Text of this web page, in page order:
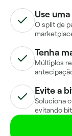
Use
O split de
Tenha
Múltiplos
Evite a
Soluciona
evitando